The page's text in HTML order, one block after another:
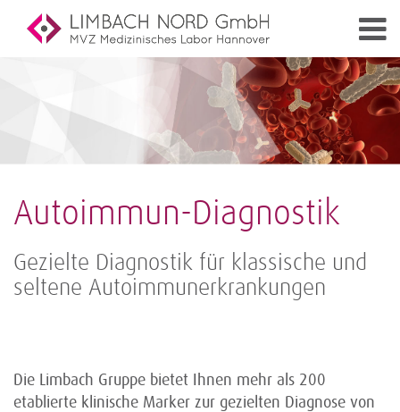
Autoimmun-Diagnostik
Gezielte Diagnostik für klassische und
seltene Autoimmunerkrankungen
Die Limbach Gruppe bietet Ihnen mehr als 200
etablierte klinische Marker zur gezielten Diagnose von